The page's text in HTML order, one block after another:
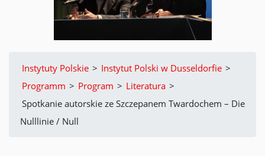
Instytuty Polskie > Instytut Polski w Dusseldorfie >
Programm > Program > Literatura >
Spotkanie autorskie ze Szczepanem Twardochem – Die
Nulllinie / Null